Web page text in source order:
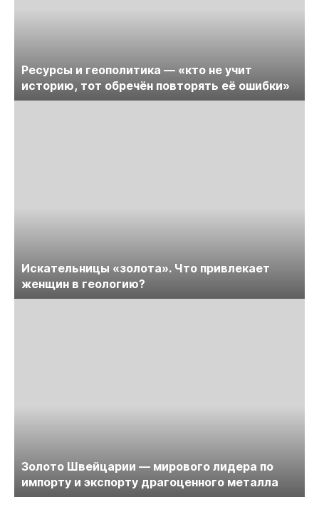
Ресурсы и геополитика — «кто не учит
историю, тот обречён повторять её ошибки»
Искательницы «золота». Что привлекает
женщин в геологию?
Золото Швейцарии — мирового лидера по
импорту и экспорту драгоценного металла